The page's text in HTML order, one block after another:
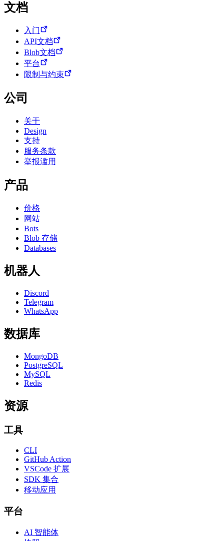
文档
入门
API文档
Blob文档
平台
限制与约束
公司
关于
Design
支持
服务条款
举报滥用
产品
价格
网站
Bots
Blob 存储
Databases
机器人
Discord
Telegram
WhatsApp
数据库
MongoDB
PostgreSQL
MySQL
Redis
资源
工具
CLI
GitHub Action
VSCode 扩展
SDK 集合
移动应用
平台
AI 智能体